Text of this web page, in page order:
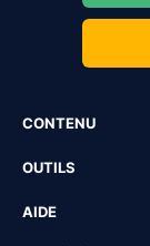
CONTENU
OUTILS
AIDE